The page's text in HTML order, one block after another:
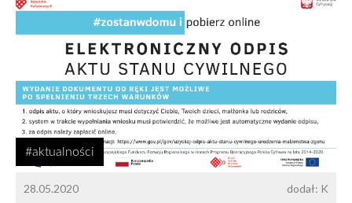
#aktualności
28.05.2020 dodał: K